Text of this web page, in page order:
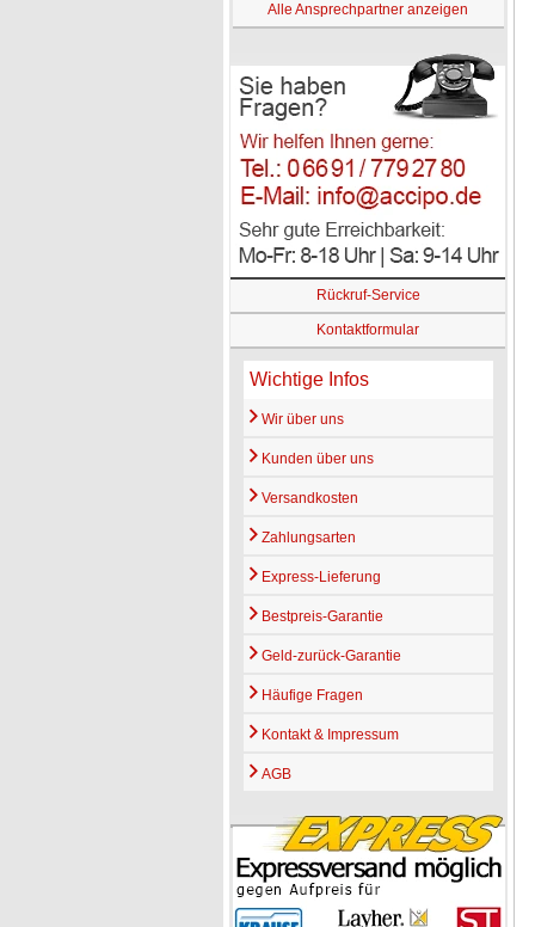
Alle Ansprechpartner anzeigen
Rückruf-Service
Kontaktformular
Wichtige Infos
Wir über uns
Kunden über uns
Versandkosten
Zahlungsarten
Express-Lieferung
Bestpreis-Garantie
Geld-zurück-Garantie
Häufige Fragen
Kontakt & Impressum
AGB